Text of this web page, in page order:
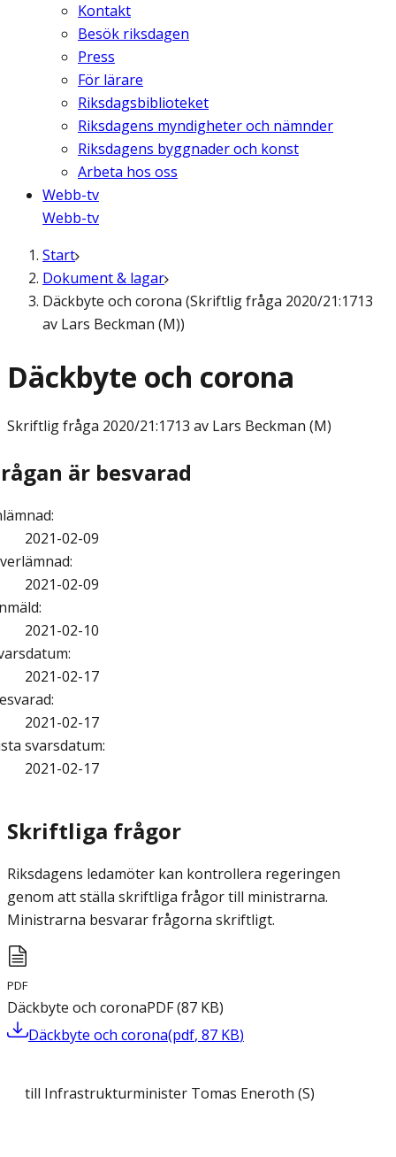
Kontakt
Besök riksdagen
Press
För lärare
Riksdagsbiblioteket
Riksdagens myndigheter och nämnder
Riksdagens byggnader och konst
Arbeta hos oss
Webb-tv
Webb-tv
Start
Dokument & lagar
Däckbyte och corona (Skriftlig fråga 2020/21:1713
av Lars Beckman (M))
Däckbyte och corona
Skriftlig fråga 2020/21:1713 av Lars Beckman (M)
är besvarad
:
2021-02-09
:
2021-02-09
:
2021-02-10
:
2021-02-17
:
2021-02-17
svarsdatum:
2021-02-17
Skriftliga frågor
Riksdagens ledamöter kan kontrollera regeringen
genom att ställa skriftliga frågor till ministrarna.
Ministrarna besvarar frågorna skriftligt.
PDF
Däckbyte och coronaPDF(87 KB)
Däckbyte och corona(pdf, 87 KB)
till Infrastrukturminister Tomas Eneroth (S)